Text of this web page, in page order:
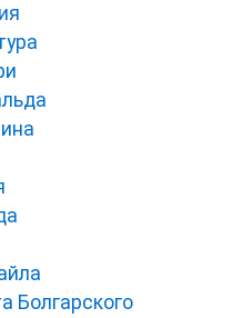
Болгарского